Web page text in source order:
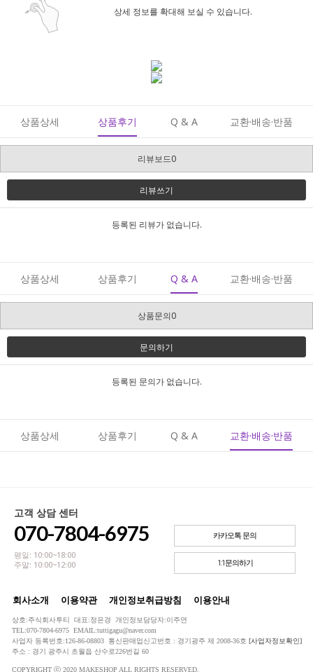
상세 정보를 확대해 보실 수 있습니다.
상품상세 상품후기 Q & A 교환·배송·반품
리뷰보드0
리뷰쓰기
등록된 리뷰가 없습니다.
상품상세 상품후기 Q & A 교환·배송·반품
상품문의0
문의하기
등록된 문의가 없습니다.
상품상세 상품후기 Q & A 교환·배송·반품
고객 상담 센터
070-7804-6975
평일: 10:00~18:00
주말: 10:00~12:00
카카오톡 문의
1:1문의하기
회사소개 이용약관 개인정보취급방침 이용안내
상호:주식회사투티 대표:정은경 개인정보담당자:이주연
TEL:070-7804-6975 EMAIL:tuttigagu@naver.com
사업자 등록번호:126-86-08803 통신판매업신고번호 : 경기광주 제 2008-36호 [사업자정보확인]
주소 : 경기 광주시 초월읍 산수로226번길 60
COPYRIGHT ⓒ 2020 MAKESHOP ALL RIGHTS RESERVED.